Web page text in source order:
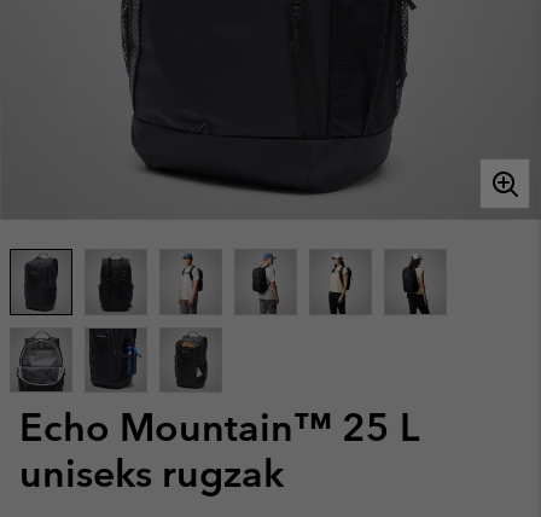
Echo Mountain™ 25 L
uniseks rugzak